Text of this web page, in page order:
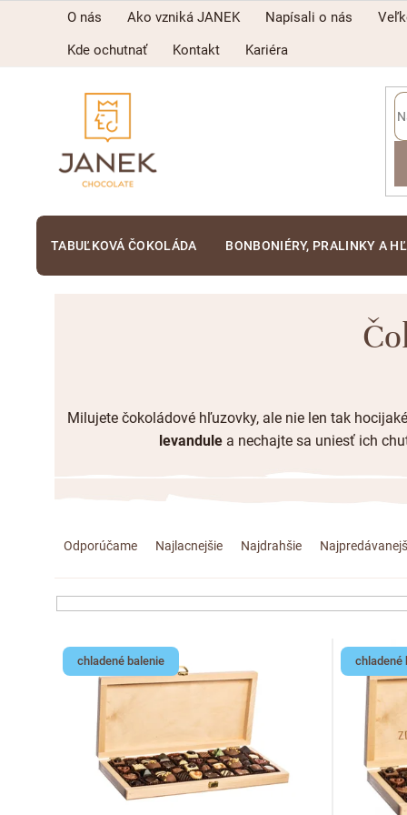
O nás Ako vzniká JANEK Napísali o nás
Kde ochutnať
Kontakt Kariéra
TABUĽKOVÁ ČOKOLÁDA BONBONIÉRY, PRALINKY A
Milujete čokoládové hľuzovky, ale nie len tak
levandule a nechajte sa uniesť ich
R
a
d
e
Odporúčame Najlacnejšie Najdrahšie
V chladené balenie chladené